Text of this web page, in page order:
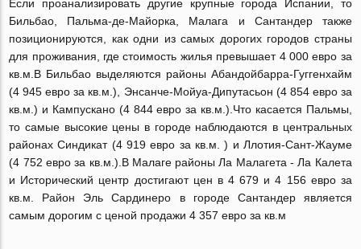
Если проанализировать другие крупные города Испании, то
Бильбао, Пальма-де-Майорка, Малага и Сантандер также
позиционируются, как одни из самых дорогих городов страны
для проживания, где стоимость жилья превышает 4 000 евро за
кв.м.В Бильбао выделяются районы Абандойбарра-Гуггенхайм
(4 945 евро за кв.м.), Энсанче-Мойуа-Дипутасьон (4 854 евро за
кв.м.) и Кампускано (4 844 евро за кв.м.).Что касается Пальмы,
то самые высокие цены в городе наблюдаются в центральных
районах Синдикат (4 919 евро за кв.м. ) и Ллотия-Сант-Жауме
(4 752 евро за кв.м.).В Малаге районы Ла Малагета - Ла Калета
и Исторический центр достигают цен в 4 679 и 4 156 евро за
кв.м. Район Эль Сардинеро в городе Сантандер является
самым дорогим с ценой продажи 4 357 евро за кв.м